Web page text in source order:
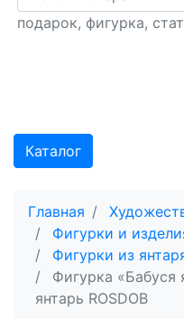
подарок, фигурка,
Каталог
Главная
Фигурки и
Фигурки из
Фигурка «Бабуся
янтарь ROSDOB